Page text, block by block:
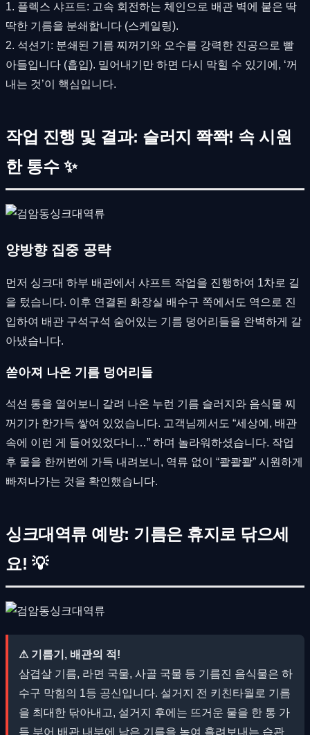
1. 플렉스 샤프트: 고속 회전하는 체인으로 배관 벽에 붙은 딱
딱한 기름을 분쇄합니다 (스케일링).
2. 석션기: 분쇄된 기름 찌꺼기와 오수를 강력한 진공으로 빨
아들입니다 (흡입). 밀어내기만 하면 다시 막힐 수 있기에, ‘꺼
내는 것’이 핵심입니다.
작업 진행 및 결과: 슬러지 쫙쫙! 속 시원
한 통수 ✨
양방향 집중 공략
먼저 싱크대 하부 배관에서 샤프트 작업을 진행하여 1차로 길
을 텄습니다. 이후 연결된 화장실 배수구 쪽에서도 역으로 진
입하여 배관 구석구석 숨어있는 기름 덩어리들을 완벽하게 갈
아냈습니다.
쏟아져 나온 기름 덩어리들
석션 통을 열어보니 갈려 나온 누런 기름 슬러지와 음식물 찌
꺼기가 한가득 쌓여 있었습니다. 고객님께서도 “세상에, 배관
속에 이런 게 들어있었다니…” 하며 놀라워하셨습니다. 작업
후 물을 한꺼번에 가득 내려보니, 역류 없이 “콸콸콸” 시원하게
빠져나가는 것을 확인했습니다.
싱크대역류 예방: 기름은 휴지로 닦으세
요! 💡
⚠ 기름기, 배관의 적!
삼겹살 기름, 라면 국물, 사골 국물 등 기름진 음식물은 하
수구 막힘의 1등 공신입니다. 설거지 전 키친타월로 기름
을 최대한 닦아내고, 설거지 후에는 뜨거운 물을 한 통 가
득 부어 배관 내부에 남은 기름을 녹여 흘려보내는 습관